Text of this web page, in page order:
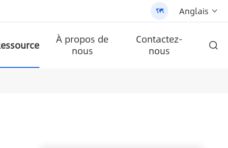
 Anglais 
À propos de
nous
Contactez-
nous
